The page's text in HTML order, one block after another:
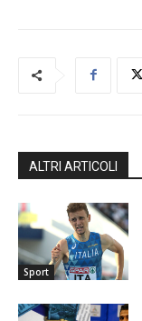
ALTRI ARTICOLI
Sport